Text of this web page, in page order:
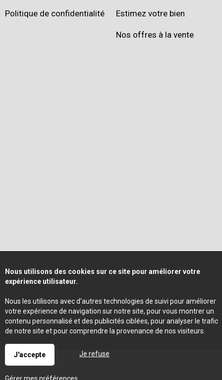
Politique de confidentialité Estimez votre bien
Nos offres à la vente
Nous utilisons des cookies sur ce site pour améliorer votre
expérience utilisateur.
Nous les utilisons avec d'autres technologies de suivi pour améliorer
votre expérience de navigation sur notre site, pour vous montrer un
contenu personnalisé et des publicités ciblées, pour analyser le trafic
de notre site et pour comprendre la provenance de nos visiteurs.
J'accepte Je refuse